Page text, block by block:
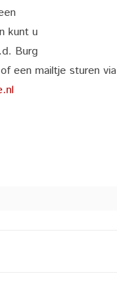
kunt u
Burg
een mailtje sturen via